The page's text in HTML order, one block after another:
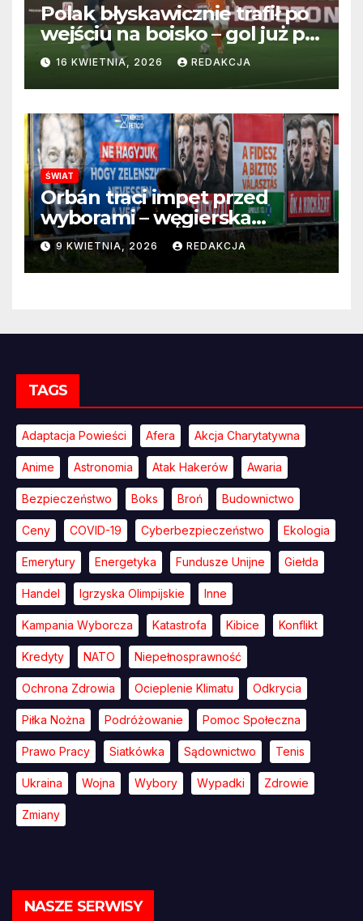
Polak błyskawicznie trafił po
wejściu na boisko – gol już po
22 sekundach!
16 KWIETNIA, 2026 REDAKCJA
ŚWIAT
Orbán traci impet przed
wyborami – węgierska
propaganda przestaje
przekonywać
9 KWIETNIA, 2026 REDAKCJA
TAGS
Adaptacja Powieści Afera Akcja Charytatywna
Anime Astronomia Atak Hakerów Awaria
Bezpieczeństwo Boks Broń Budownictwo
Ceny COVID-19 Cyberbezpieczeństwo Ekologia
Emerytury Energetyka Fundusze Unijne Giełda
Handel Igrzyska Olimpijskie Inne
Kampania Wyborcza Katastrofa Kibice Konflikt
Kredyty NATO Niepełnosprawność
Ochrona Zdrowia Ocieplenie Klimatu Odkrycia
Piłka Nożna Podróżowanie Pomoc Społeczna
Prawo Pracy Siatkówka Sądownictwo Tenis
Ukraina Wojna Wybory Wypadki Zdrowie
Zmiany
NASZE SERWISY